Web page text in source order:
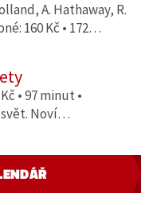
A. Hathaway, R.
160 Kč • 172…
• 97 minut •
Noví…